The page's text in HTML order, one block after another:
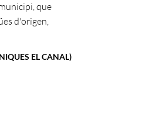
que
d'origen,
EL CANAL)